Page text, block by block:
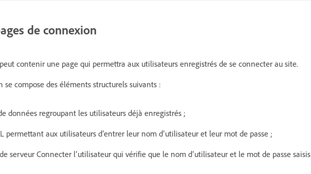
de connexion
contenir une page qui permettra aux utilisateurs enregistrés de se connecter au site.
se compose des éléments structurels suivants :
données regroupant les utilisateurs déjà enregistrés ;
permettant aux utilisateurs d’entrer leur nom d’utilisateur et leur mot de passe ;
serveur Connecter l’utilisateur qui vérifie que le nom d’utilisateur et le mot de passe saisis